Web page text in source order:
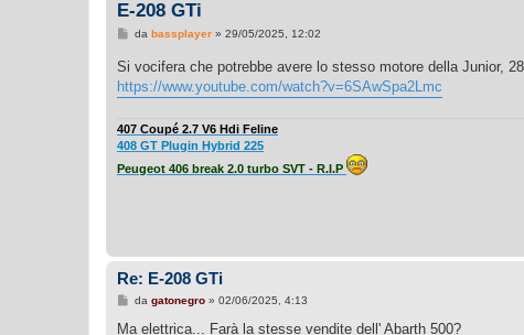
E-208 GTi
M
a
g
i
o
da bassplayer» 29/05/2025, 12:02
Si vocifera che potrebbe avere lo stesso motore della Junior,
https://www.youtube.com/watch?v=6SAwSpa2Lmc
407 Coupé 2.7 V6 Hdi Feline
408 GT Plugin Hybrid 225
Peugeot 406 break 2.0 turbo SVT - R.I.P
Re: E-208 GTi
M
s
da gatonegro» 02/06/2025, 4:13
Ma elettrica... Farà la stesse vendite dell' Abarth 500?